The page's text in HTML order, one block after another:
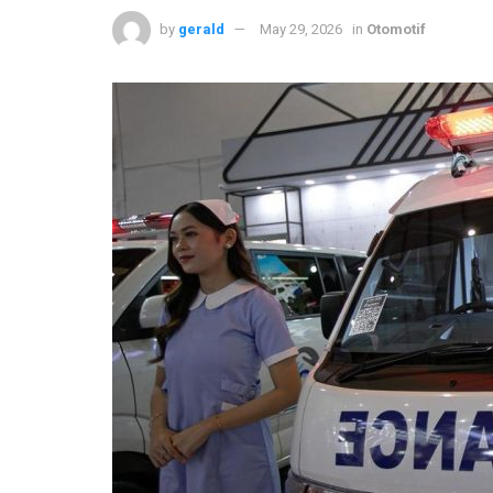
by gerald May 29, 2026 in Otomotif